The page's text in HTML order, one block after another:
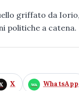
griffato da
politiche a catena.
X WhatsApp